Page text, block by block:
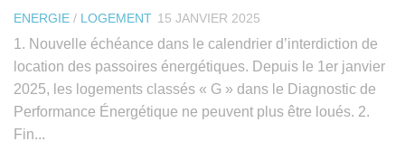
ENERGIE / LOGEMENT 15 JANVIER 2025
1. Nouvelle échéance dans le calendrier d’interdiction de
location des passoires énergétiques. Depuis le 1er janvier
2025, les logements classés « G » dans le Diagnostic de
Performance Énergétique ne peuvent plus être loués. 2.
Fin...